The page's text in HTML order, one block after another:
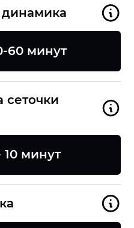
60 минут
сеточки
минут